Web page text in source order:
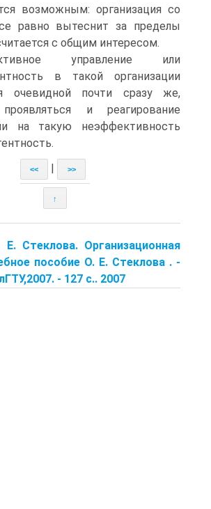
возможным: организация со
равно вытеснит за пределы
с общим интересом.
управление или
в такой организации
очевидной почти сразу же,
и реагирование
на такую неэффективность
<< >>
↑
Е. Стеклова. Организационная
пособие О. Е. Стеклова . -
- 127 с.. 2007